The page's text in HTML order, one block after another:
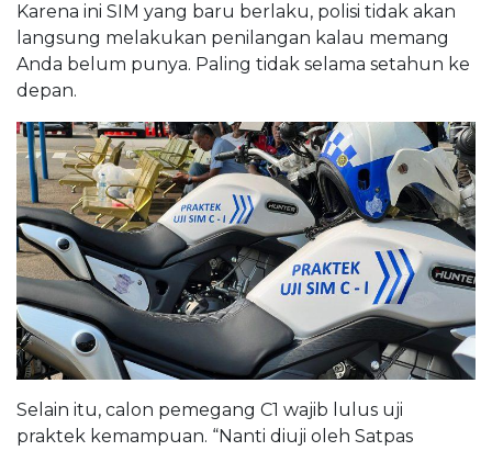
Karena ini SIM yang baru berlaku, polisi tidak akan
langsung melakukan penilangan kalau memang
Anda belum punya. Paling tidak selama setahun ke
depan.
Selain itu, calon pemegang C1 wajib lulus uji
praktek kemampuan. “Nanti diuji oleh Satpas